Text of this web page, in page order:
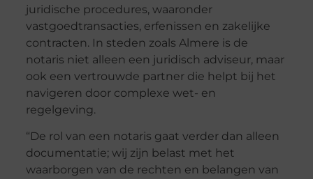
juridische procedures, waaronder
vastgoedtransacties, erfenissen en zakelijke
contracten. In steden zoals Almere is de
notaris niet alleen een juridisch adviseur, maar
ook een vertrouwde partner die helpt bij het
navigeren door complexe wet- en
regelgeving.
“De rol van een notaris gaat verder dan alleen
documentatie; wij zijn belast met het
waarborgen van de rechten en belangen van